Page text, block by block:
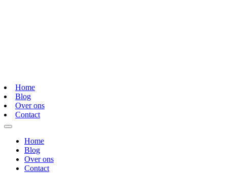
Home
Blog
Over ons
Contact
Home
Blog
Over ons
Contact